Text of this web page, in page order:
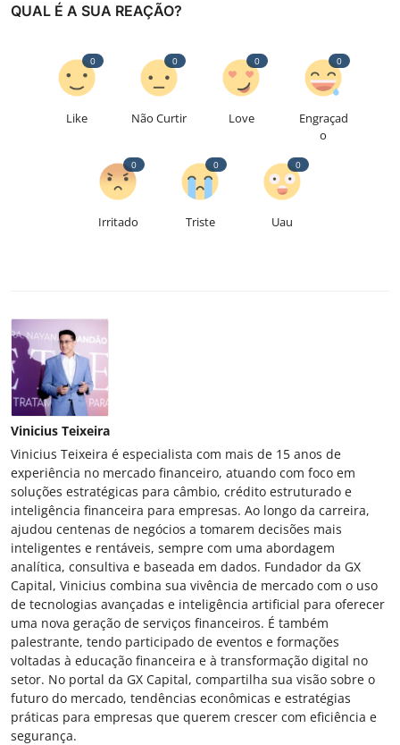
QUAL É A SUA REAÇÃO?
Like
0
Não Curtir
0
Love
0
Engraçad
o
0
Irritado
0
Triste
0
Uau
0
Vinicius Teixeira
Vinicius Teixeira é especialista com mais de 15 anos de
experiência no mercado financeiro, atuando com foco em
soluções estratégicas para câmbio, crédito estruturado e
inteligência financeira para empresas. Ao longo da carreira,
ajudou centenas de negócios a tomarem decisões mais
inteligentes e rentáveis, sempre com uma abordagem
analítica, consultiva e baseada em dados. Fundador da GX
Capital, Vinicius combina sua vivência de mercado com o uso
de tecnologias avançadas e inteligência artificial para oferecer
uma nova geração de serviços financeiros. É também
palestrante, tendo participado de eventos e formações
voltadas à educação financeira e à transformação digital no
setor. No portal da GX Capital, compartilha sua visão sobre o
futuro do mercado, tendências econômicas e estratégias
práticas para empresas que querem crescer com eficiência e
segurança.